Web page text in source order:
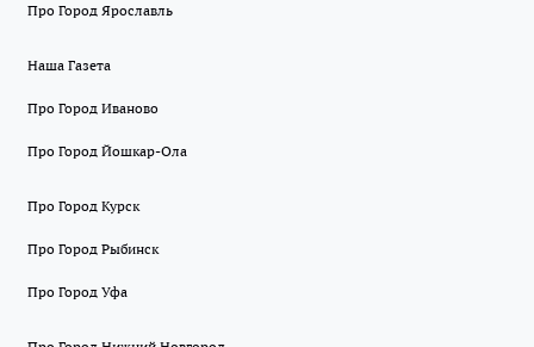
Про Город Ярославль
Наша Газета
Про Город Иваново
Про Город Йошкар-Ола
Про Город Курск
Про Город Рыбинск
Про Город Уфа